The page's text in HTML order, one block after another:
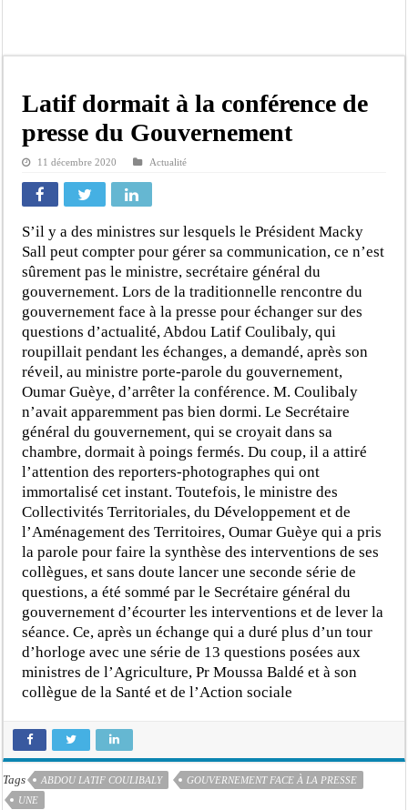
Le Sénégal bénéficie de trois nouveaux financements de la Banque mondiale
Linguère : Un élève de 14 ans meurt noyé dans un bassin de rétention
Gamou 1448 H / 2026 : le Comité scientifique dévoile les fondements du thème
Assemblée nationale : Sonko valide onze dossiers chauds
Passation de service au 3FPT : Soulèye Kane officiellement installé, il décline
Latif dormait à la conférence de
presse du Gouvernement
11 décembre 2020 Actualité
S’il y a des ministres sur lesquels le Président Macky
Sall peut compter pour gérer sa communication, ce n’est
sûrement pas le ministre, secrétaire général du
gouvernement. Lors de la traditionnelle rencontre du
gouvernement face à la presse pour échanger sur des
questions d’actualité, Abdou Latif Coulibaly, qui
roupillait pendant les échanges, a demandé, après son
réveil, au ministre porte-parole du gouvernement,
Oumar Guèye, d’arrêter la conférence. M. Coulibaly
n’avait apparemment pas bien dormi. Le Secrétaire
général du gouvernement, qui se croyait dans sa
chambre, dormait à poings fermés. Du coup, il a attiré
l’attention des reporters-photographes qui ont
immortalisé cet instant. Toutefois, le ministre des
Collectivités Territoriales, du Développement et de
l’Aménagement des Territoires, Oumar Guèye qui a pris
la parole pour faire la synthèse des interventions de ses
collègues, et sans doute lancer une seconde série de
questions, a été sommé par le Secrétaire général du
gouvernement d’écourter les interventions et de lever la
séance. Ce, après un échange qui a duré plus d’un tour
d’horloge avec une série de 13 questions posées aux
ministres de l’Agriculture, Pr Moussa Baldé et à son
collègue de la Santé et de l’Action sociale
Tags ABDOU LATIF COULIBALY
GOUVERNEMENT FACE À LA PRESSE
UNE